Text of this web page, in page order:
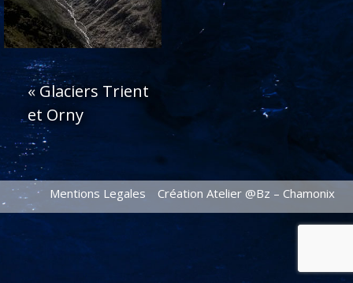
«Glaciers Trient
et Orny
Mentions Legales Création Atelier @Bz – Chamonix